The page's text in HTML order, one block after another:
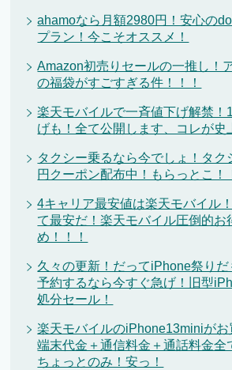
ahamoなら月額2980円！安心の
プラン！今こそオススメ！
Amazon初売りセールの一推し！
の福袋がすごすぎる件！！！
楽天モバイルで一斉値下げ解禁！
げも！全て公開します、コレが史
タクシー乗るなら今でしょ！タク
円クーポン配布中！もらっとこ！
4キャリア最安値は楽天モバイル
て最安だ！楽天モバイル圧倒的お
め！！！
久々の更新！だってiPhone祭り
予約するなら今すぐ急げ！旧型
処分セール！
楽天モバイルのiPhone13miniが
端末代金＋通信料金＋通話料金全
ちょっとのみ！安っ！